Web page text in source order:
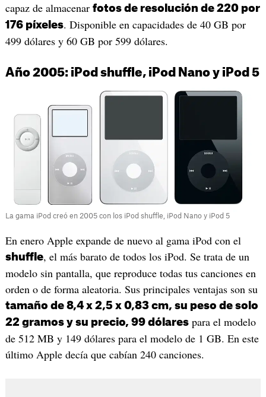
capaz de almacenar fotos de resolución de 220 por
176 píxeles. Disponible en capacidades de 40 GB por
499 dólares y 60 GB por 599 dólares.
Año 2005: iPod shuffle, iPod Nano y iPod 5
La gama iPod creó en 2005 con los iPod shuffle, iPod Nano y iPod 5
En enero Apple expande de nuevo al gama iPod con el
shuffle, el más barato de todos los iPod. Se trata de un
modelo sin pantalla, que reproduce todas tus canciones en
orden o de forma aleatoria. Sus principales ventajas son su
tamaño de 8,4 x 2,5 x 0,83 cm, su peso de solo
22 gramos y su precio, 99 dólarespara el modelo
de 512 MB y 149 dólares para el modelo de 1 GB. En este
último Apple decía que cabían 240 canciones.